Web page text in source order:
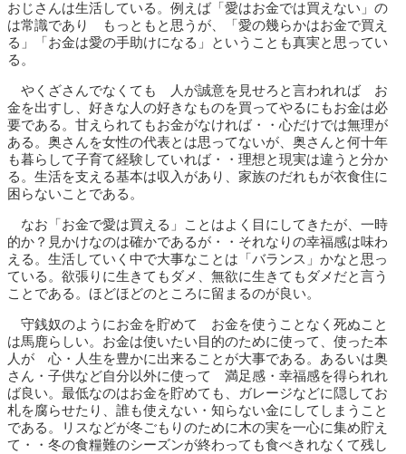
おじさんは生活している。例えば「愛はお金では買えない」の
は常識であり もっともと思うが、「愛の幾らかはお金で買え
る」「お金は愛の手助けになる」ということも真実と思ってい
る。
やくざさんでなくても 人が誠意を見せろと言われれば お
金を出すし、好きな人の好きなものを買ってやるにもお金は必
要である。甘えられてもお金がなければ・・心だけでは無理が
ある。奥さんを女性の代表とは思ってないが、奥さんと何十年
も暮らして子育て経験していれば・・理想と現実は違うと分か
る。生活を支える基本は収入があり、家族のだれもが衣食住に
困らないことである。
なお「お金で愛は買える」ことはよく目にしてきたが、一時
的か？見かけなのは確かであるが・・それなりの幸福感は味わ
える。生活していく中で大事なことは「バランス」かなと思っ
ている。欲張りに生きてもダメ、無欲に生きてもダメだと言う
ことである。ほどほどのところに留まるのが良い。
守銭奴のようにお金を貯めて お金を使うことなく死ぬこと
は馬鹿らしい。お金は使いたい目的のために使って、使った本
人が 心・人生を豊かに出来ることが大事である。あるいは奥
さん・子供など自分以外に使って 満足感・幸福感を得られれ
ば良い。最低なのはお金を貯めても、ガレージなどに隠してお
札を腐らせたり、誰も使えない・知らない金にしてしまうこと
である。リスなどが冬ごもりのために木の実を一心に集め貯え
て・・冬の食糧難のシーズンが終わっても食べきれなくて残し